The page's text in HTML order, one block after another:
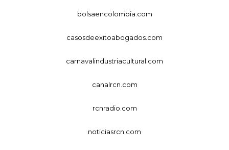
bolsaencolombia.com
casosdeexitoabogados.com
carnavalindustriacultural.com
canalrcn.com
rcnradio.com
noticiasrcn.com